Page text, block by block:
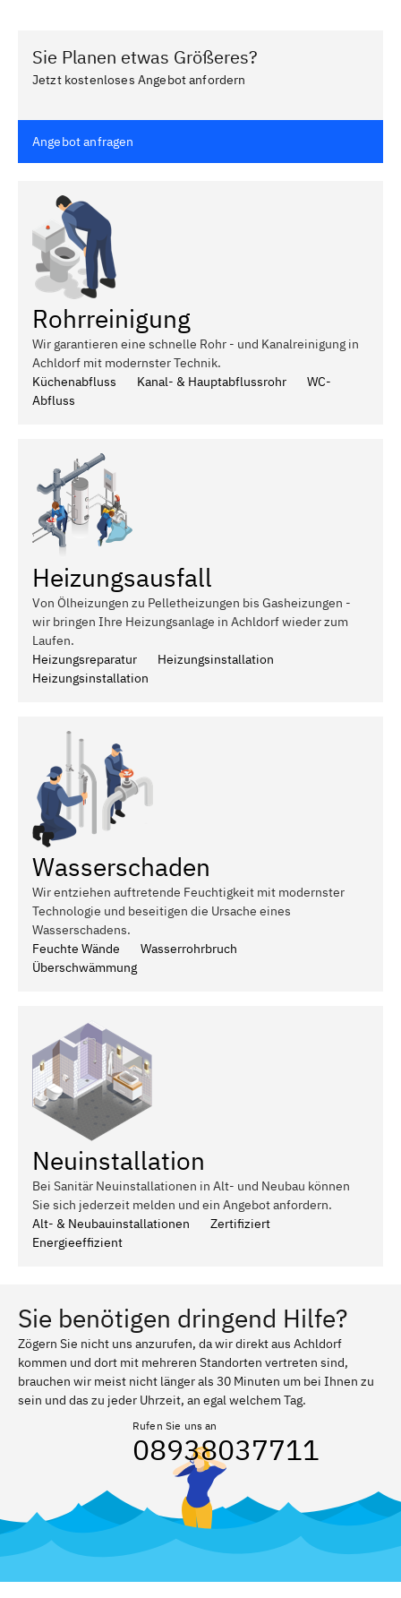
Sie Planen etwas Größeres?
Jetzt kostenloses Angebot anfordern
Angebot anfragen
Rohrreinigung
Wir garantieren eine schnelle Rohr - und Kanalreinigung in
Achldorf mit modernster Technik.
Küchenabfluss
Kanal- & Hauptabflussrohr
WC-
Abfluss
Heizungsausfall
Von Ölheizungen zu Pelletheizungen bis Gasheizungen -
wir bringen Ihre Heizungsanlage in Achldorf wieder zum
Laufen.
Heizungsreparatur
Heizungsinstallation
Heizungsinstallation
Wasserschaden
Wir entziehen auftretende Feuchtigkeit mit modernster
Technologie und beseitigen die Ursache eines
Wasserschadens.
Feuchte Wände
Wasserrohrbruch
Überschwämmung
Neuinstallation
Bei Sanitär Neuinstallationen in Alt- und Neubau können
Sie sich jederzeit melden und ein Angebot anfordern.
Alt- & Neubauinstallationen
Zertifiziert
Energieeffizient
Sie benötigen dringend Hilfe?
Zögern Sie nicht uns anzurufen, da wir direkt aus Achldorf
kommen und dort mit mehreren Standorten vertreten sind,
brauchen wir meist nicht länger als 30 Minuten um bei Ihnen zu
sein und das zu jeder Uhrzeit, an egal welchem Tag.
Rufen Sie uns an
08938037711